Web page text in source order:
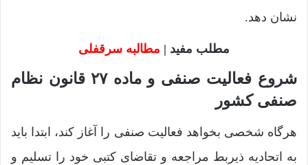
نشان دهد.
مطلب مفید | مطالبه سرقفلی
شروع فعالیت صنفی و ماده ۲۷ قانون نظام
صنفی کشور
هرگاه شخصی بخواهد فعالیت صنفی را آغاز کند، ابتدا باید
به اتحادیه‌ ذیربط مراجعه و تقاضای کتبی خود را تسلیم و